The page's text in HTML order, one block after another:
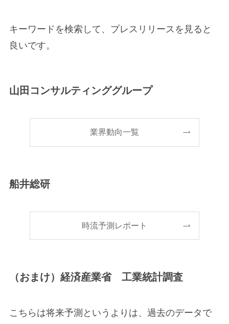
キーワードを検索して、プレスリリースを見ると
良いです。
山田コンサルティンググループ
業界動向一覧
船井総研
時流予測レポート
（おまけ）経済産業省 工業統計調査
こちらは将来予測というよりは、過去のデータで